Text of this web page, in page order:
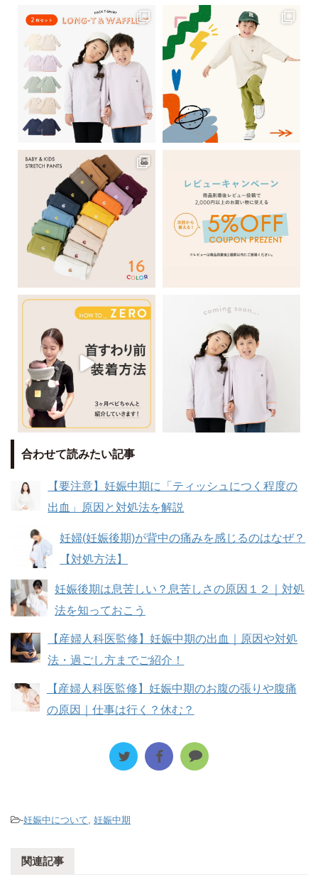
合わせて読みたい記事
【要注意】妊娠中期に「ティッシュにつく程度の
出血」原因と対処法を解説
妊婦(妊娠後期)が背中の痛みを感じるのはなぜ？
【対処方法】
妊娠後期は息苦しい？息苦しさの原因１２｜対処
法を知っておこう
【産婦人科医監修】妊娠中期の出血｜原因や対処
法・過ごし方までご紹介！
【産婦人科医監修】妊娠中期のお腹の張りや腹痛
の原因｜仕事は行く？休む？
-妊娠中について 妊娠中期
関連記事